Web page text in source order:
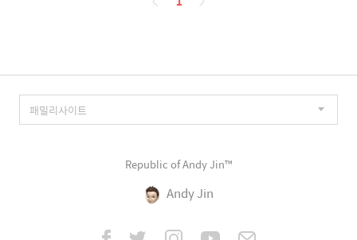
Republic of Andy Jin™
Andy Jin